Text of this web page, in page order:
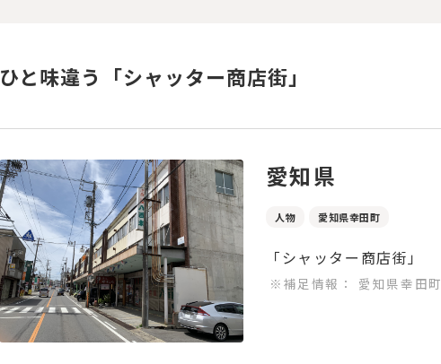
ひと味違う「シャッター商店街」
愛知県
人物 愛知県幸田町
「シャッター商店街」
※補足情報： 愛知県幸田町